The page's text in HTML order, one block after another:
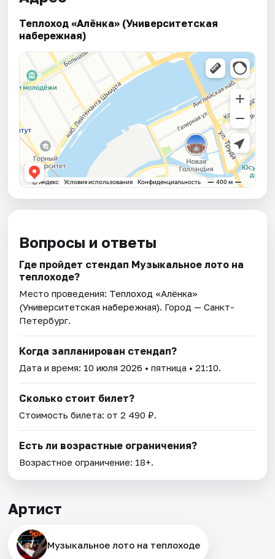
Теплоход «Алёнка» (Университетская
набережная)
Вопросы и ответы
Где пройдет стендап Музыкальное лото на
теплоходе?
Место проведения: Теплоход «Алёнка»
(Университетская набережная). Город — Санкт-
Петербург.
Когда запланирован стендап?
Дата и время: 10 июля 2026 • пятница • 21:10.
Сколько стоит билет?
Стоимость билета: от 2 490 ₽.
Есть ли возрастные ограничения?
Возрастное ограничение: 18+.
Артист
Музыкальное лото на теплоходе